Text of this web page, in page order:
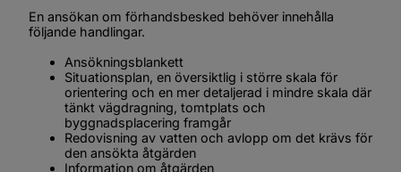
En ansökan om förhandsbesked behöver innehålla
följande handlingar.
Ansökningsblankett
Situationsplan, en översiktlig i större skala för
orientering och en mer detaljerad i mindre skala där
tänkt vägdragning, tomtplats och
byggnadsplacering framgår
Redovisning av vatten och avlopp om det krävs för
den ansökta åtgärden
Information om åtgärden